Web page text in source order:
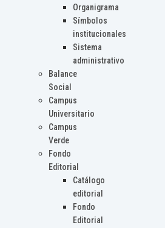
Organigrama
Símbolos
institucionales
Sistema
administrativo
Balance
Social
Campus
Universitario
Campus
Verde
Fondo
Editorial
Catálogo
editorial
Fondo
Editorial